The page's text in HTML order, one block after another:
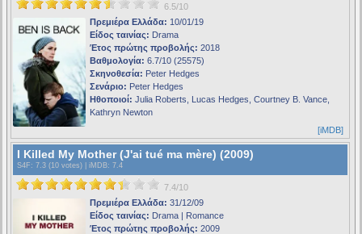
6.5/10
Πρεμιέρα Ελλάδα: 10/01/19
Είδος ταινίας: Drama
Έτος πρώτης προβολής: 2018
Βαθμολογία: 6.7/10 (25575)
Σκηνοθεσία: Peter Hedges
Σενάριο: Peter Hedges
Ηθοποιοί: Julia Roberts, Lucas Hedges, Courtney B. Vance,
Kathryn Newton
[iMDB]
I Killed My Mother (J'ai tué ma mère) (2009)
S4F : 7.3 (10 votes) | iMDB: 7.4
7.4/10
Πρεμιέρα Ελλάδα: 31/12/09
Είδος ταινίας: Drama | Romance
Έτος πρώτης προβολής: 2009